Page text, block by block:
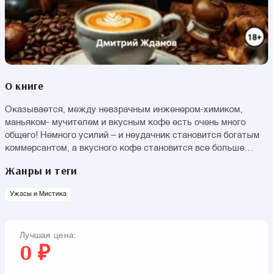
О книге
Оказывается, между невзрачным инженером-химиком,
маньяком- мучителем и вкусным кофе есть очень много
общего! Немного усилий – и неудачник становится богатым
коммерсантом, а вкусного кофе становится все больше…
Жанры и теги
Ужасы и Мистика
Лучшая цена:
0 ₽